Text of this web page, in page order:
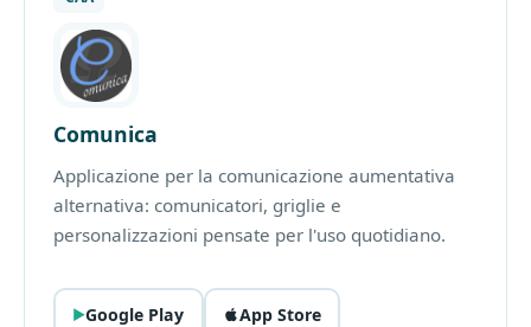
Comunica
Applicazione per la comunicazione aumentativa
alternativa: comunicatori, griglie e
personalizzazioni pensate per l'uso quotidiano.
Google Play App Store